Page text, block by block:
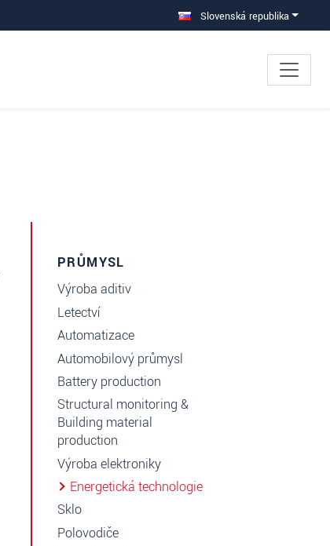
Slovenská republika
PRŮMYSL
Výroba aditiv
Letectví
Automatizace
Automobilový průmysl
Battery production
Structural monitoring &
Building material
production
Výroba elektroniky
Energetická technologie
Sklo
Polovodiče